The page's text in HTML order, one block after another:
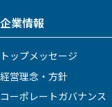
企業情報
トップメッセージ
経営理念・方針
コーポレートガバナンス